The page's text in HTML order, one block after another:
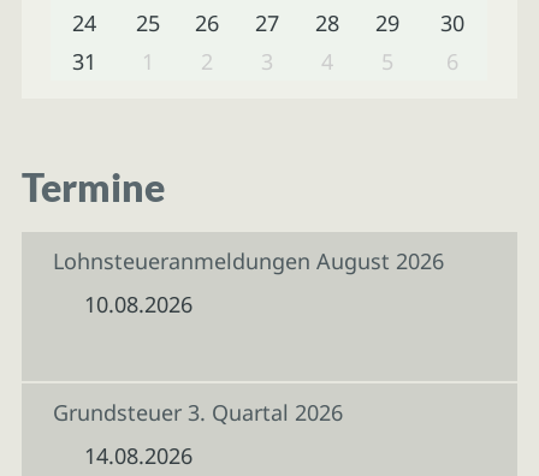
24
25 26 27 28 29
30
31
1 2 3 4 5 6
Termine
Lohnsteueranmeldungen August 2026
10.08.2026
Grundsteuer 3. Quartal 2026
14.08.2026